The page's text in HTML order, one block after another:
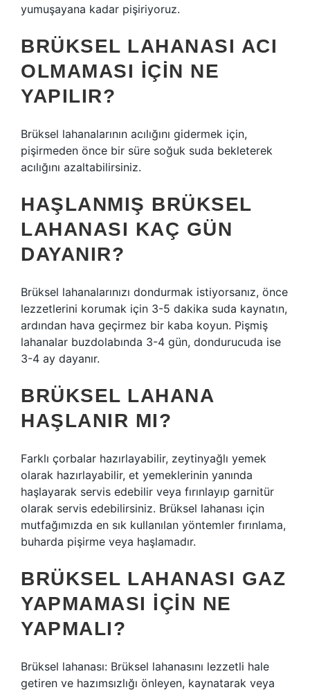
yumuşayana kadar pişiriyoruz.
BRÜKSEL LAHANASI ACI
OLMAMASI IÇIN NE
YAPILIR?
Brüksel lahanalarının acılığını gidermek için,
pişirmeden önce bir süre soğuk suda bekleterek
acılığını azaltabilirsiniz.
HAŞLANMIŞ BRÜKSEL
LAHANASI KAÇ GÜN
DAYANIR?
Brüksel lahanalarınızı dondurmak istiyorsanız, önce
lezzetlerini korumak için 3-5 dakika suda kaynatın,
ardından hava geçirmez bir kaba koyun. Pişmiş
lahanalar buzdolabında 3-4 gün, dondurucuda ise
3-4 ay dayanır.
BRÜKSEL LAHANA
HAŞLANIR MI?
Farklı çorbalar hazırlayabilir, zeytinyağlı yemek
olarak hazırlayabilir, et yemeklerinin yanında
haşlayarak servis edebilir veya fırınlayıp garnitür
olarak servis edebilirsiniz. Brüksel lahanası için
mutfağımızda en sık kullanılan yöntemler fırınlama,
buharda pişirme veya haşlamadır.
BRÜKSEL LAHANASI GAZ
YAPMAMASI IÇIN NE
YAPMALI?
Brüksel lahanası: Brüksel lahanasını lezzetli hale
getiren ve hazımsızlığı önleyen, kaynatarak veya